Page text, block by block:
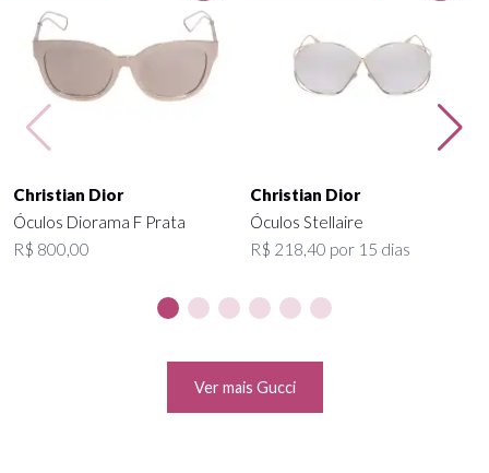
Christian Dior
Óculos Diorama F Prata
R$ 800,00
Christian Dior
Óculos Stellaire
R$ 218,40 por 15 dias
Ver mais Gucci